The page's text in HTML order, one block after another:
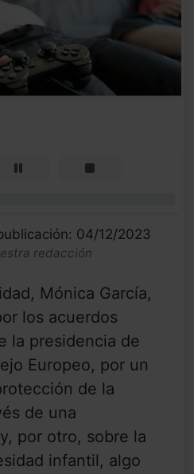
04/12/2023
redacción
Mónica García,
los acuerdos
la presidencia de
Europeo, por un
de la
de una
por otro, sobre la
infantil, algo